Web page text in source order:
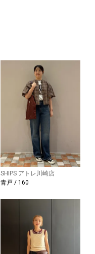
SHIPS アトレ川崎店
青戸 / 160